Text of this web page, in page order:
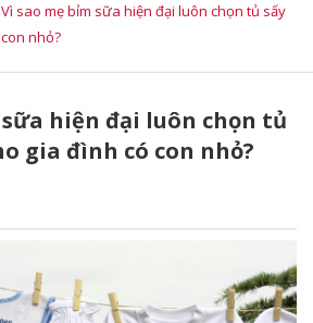
Vì sao mẹ bỉm sữa hiện đại luôn chọn tủ sấy
nhỏ?
hiện đại luôn chọn tủ
gia đình có con nhỏ?